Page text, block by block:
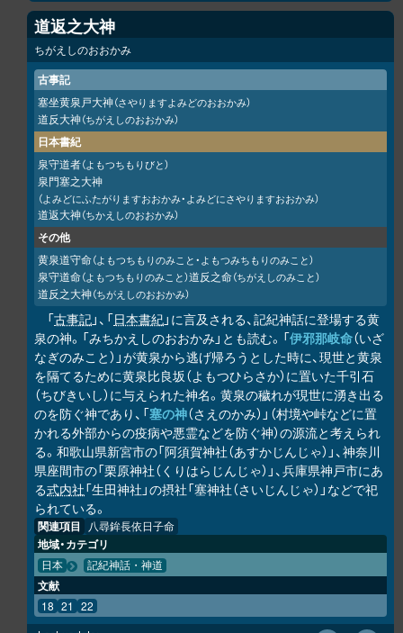
道返之大神
ちがえしのおおかみ
古事記
塞坐黄泉戸大神（さやりますよみどのおおかみ）
道反大神（ちがえしのおおかみ）
日本書紀
泉守道者（よもつちもりびと）
泉門塞之大神
（よみどにふたがりますおおかみ・よみどにさやりますおおかみ）
道返大神（ちかえしのおおかみ）
その他
黄泉道守命（よもつちもりのみこと・よもつみちもりのみこと）
泉守道命（よもつちもりのみこと）道反之命（ちがえしのみこと）
道反之大神（ちがえしのおおかみ）
「古事記」、「日本書紀」に言及される、記紀神話に登場する黄
泉の神。「みちかえしのおおかみ」とも読む。「伊邪那岐命（いざ
なぎのみこと）」が黄泉から逃げ帰ろうとした時に、現世と黄泉
を隔てるために黄泉比良坂（よもつひらさか）に置いた千引石
（ちびきいし）に与えられた神名。黄泉の穢れが現世に湧き出る
のを防ぐ神であり、「塞の神（さえのかみ）」（村境や峠などに置
かれる外部からの疫病や悪霊などを防ぐ神）の源流と考えられ
る。和歌山県新宮市の「阿須賀神社（あすかじんじゃ）」、神奈川
県座間市の「栗原神社（くりはらじんじゃ）」、兵庫県神戸市にあ
る式内社「生田神社」の摂社「塞神社（さいじんじゃ）」などで祀
られている。
関連項目 八尋鉾長依日子命
地域・カテゴリ
日本 記紀神話・神道
文献
18 21 22